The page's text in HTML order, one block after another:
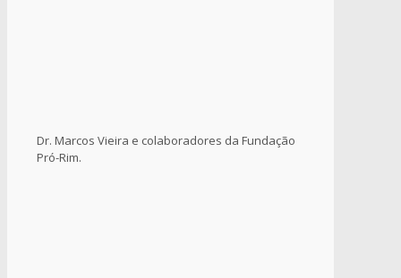
Dr. Marcos Vieira e colaboradores da Fundação
Pró-Rim.